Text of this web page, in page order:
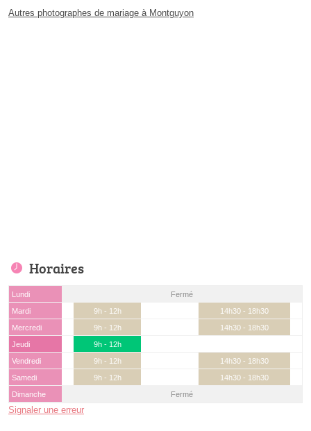
Autres photographes de mariage à Montguyon
Horaires
Lundi
Fermé
Mardi
9h - 12h
14h30 - 18h30
Mercredi
9h - 12h
14h30 - 18h30
Jeudi
9h - 12h
Vendredi
9h - 12h
14h30 - 18h30
Samedi
9h - 12h
14h30 - 18h30
Dimanche
Fermé
Signaler une erreur